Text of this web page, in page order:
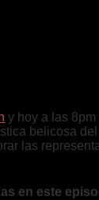
y hoy a las
belicosa
las
en este